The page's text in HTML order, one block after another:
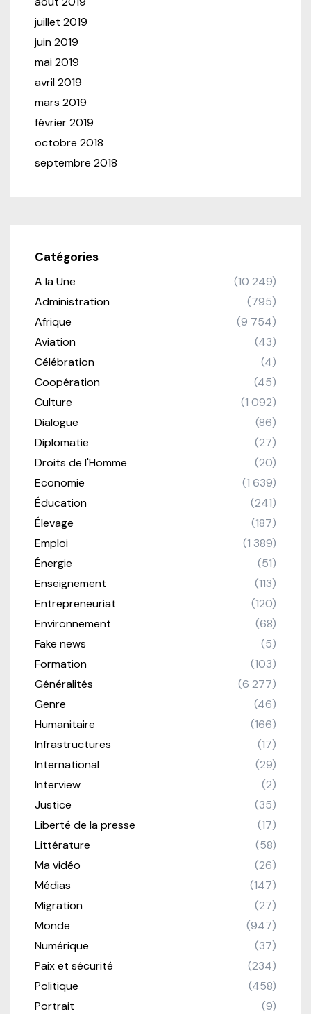
juillet 2019
juin 2019
mai 2019
avril 2019
mars 2019
février 2019
octobre 2018
septembre 2018
Catégories
A la Une
(10 249)
Administration
(795)
Afrique
(9 754)
Aviation
(43)
Célébration
(4)
Coopération
(45)
Culture
(1 092)
Dialogue
(86)
Diplomatie
(27)
Droits de l'Homme
(20)
Economie
(1 639)
Éducation
(241)
Élevage
(187)
Emploi
(1 389)
Énergie
(51)
Enseignement
(113)
Entrepreneuriat
(120)
Environnement
(68)
Fake news
(5)
Formation
(103)
Généralités
(6 277)
Genre
(46)
Humanitaire
(166)
Infrastructures
(17)
International
(29)
Interview
(2)
Justice
(35)
Liberté de la presse
(17)
Littérature
(58)
Ma vidéo
(26)
Médias
(147)
Migration
(27)
Monde
(947)
Numérique
(37)
Paix et sécurité
(234)
Politique
(458)
Portrait
(9)